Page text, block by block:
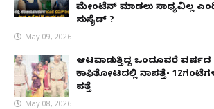
ಮೇಂಟೆನ್ ಮಾಡಲು ಸಾಧ್ಯವಿಲ್ಲ
ಸುಸೈಡ್ ?
May 09, 2026
ಆಟವಾಡುತ್ತಿದ್ದ ಒಂದೂವರೆ
ಕಾಫಿತೋಟದಲ್ಲಿ ನಾಪತ್ತೆ-
ಪತ್ತೆ
May 08, 2026